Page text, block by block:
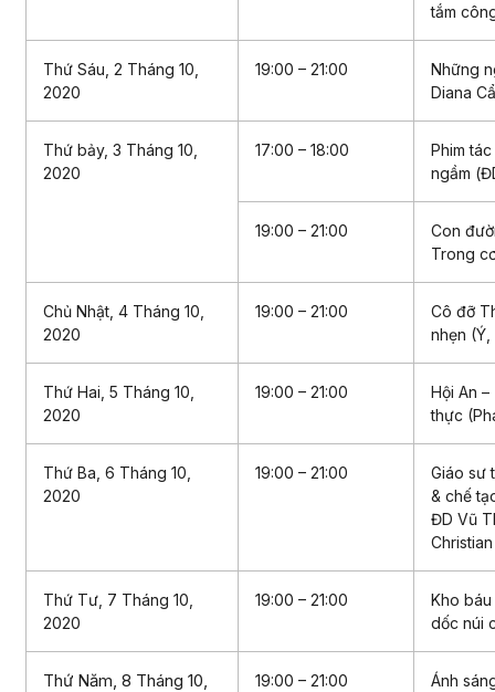
tắm
Thứ Sáu, 2 Tháng 10,
2020
19:00 – 21:00
Những
Diana
Thứ bảy, 3 Tháng 10,
2020
17:00 – 18:00
Phim
ngầm
19:00 – 21:00
Con
Trong
Chủ Nhật, 4 Tháng 10,
2020
19:00 – 21:00
Cô đỡ
nhẹn
Thứ Hai, 5 Tháng 10,
2020
19:00 – 21:00
Hội An
thực
Thứ Ba, 6 Tháng 10,
2020
19:00 – 21:00
Giáo sư
& chế
ĐD Vũ
Thứ Tư, 7 Tháng 10,
2020
19:00 – 21:00
Kho
dốc núi
Thứ Năm, 8 Tháng 10,
19:00 – 21:00
Ánh